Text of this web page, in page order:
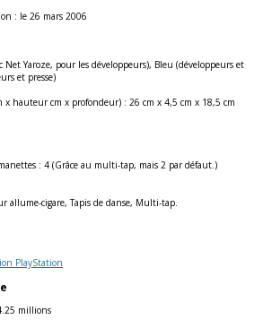
: le 26 mars 2006
Net Yaroze, pour les développeurs), Bleu (développeurs et
et presse)
x hauteur cm x profondeur) : 26 cm x 4,5 cm x 18,5 cm
: 4 (Grâce au multi-tap, mais 2 par défaut.)
allume-cigare, Tapis de danse, Multi-tap.
PlayStation
millions